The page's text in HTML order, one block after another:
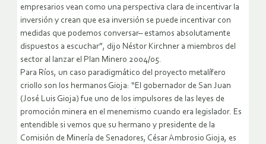
empresarios vean como una perspectiva clara de incentivar la
inversión y crean que esa inversión se puede incentivar con
medidas que podemos conversar– estamos absolutamente
dispuestos a escuchar”, dijo Néstor Kirchner a miembros del
sector al lanzar el Plan Minero 2004/05.
Para Ríos, un caso paradigmático del proyecto metalífero
criollo son los hermanos Gioja: “El gobernador de San Juan
(José Luis Gioja) fue uno de los impulsores de las leyes de
promoción minera en el menemismo cuando era legislador. Es
entendible si vemos que su hermano y presidente de la
Comisión de Minería de Senadores, César Ambrosio Gioja, es